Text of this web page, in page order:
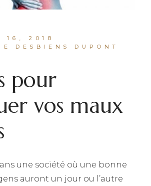
16, 2018
DESBIENS DUPONT
pour
vos maux
une société où une bonne
auront un jour ou l’autre